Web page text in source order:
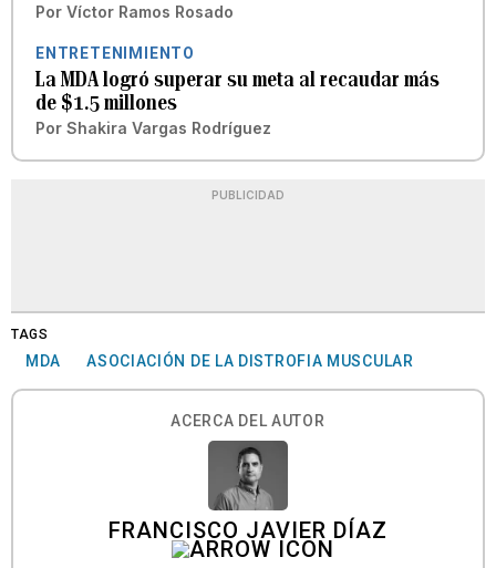
Por Víctor Ramos Rosado
ENTRETENIMIENTO
La MDA logró superar su meta al recaudar más
de $1.5 millones
Por Shakira Vargas Rodríguez
PUBLICIDAD
TAGS
MDA ASOCIACIÓN DE LA DISTROFIA MUSCULAR
ACERCA DEL AUTOR
FRANCISCO JAVIER DÍAZ